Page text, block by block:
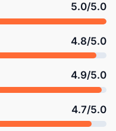
5.0/5.0
4.8/5.0
4.9/5.0
4.7/5.0